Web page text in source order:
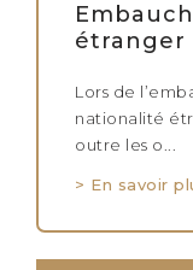
étranger
Lors de
nationalité
outre les o...
> En savoir